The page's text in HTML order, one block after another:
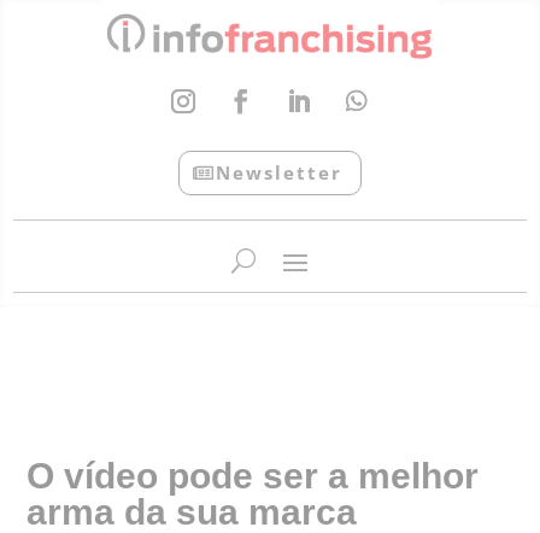
Newsletter
O vídeo pode ser a melhor
arma da sua marca